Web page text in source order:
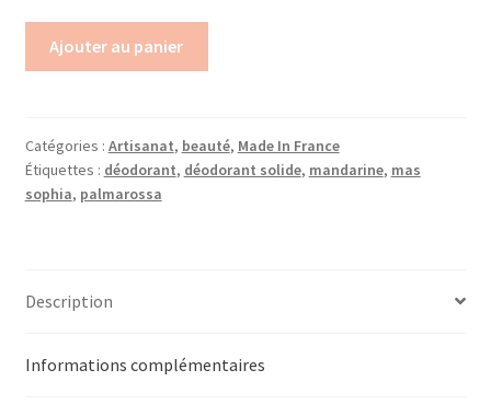
Ajouter au panier
Catégories : Artisanat, beauté, Made In France
Étiquettes : déodorant, déodorant solide, mandarine, mas
sophia, palmarossa
Description
Informations complémentaires